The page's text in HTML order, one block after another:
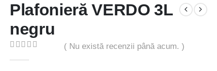
Plafonieră VERDO 3L
negru
( Nu există recenzii până acum. )